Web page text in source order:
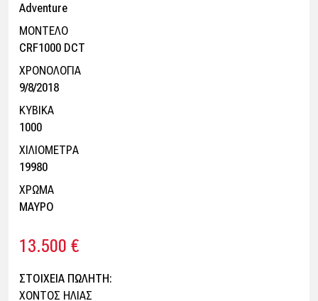
Adventure
ΜΟΝΤΕΛΟ
CRF1000 DCT
ΧΡΟΝΟΛΟΓΙΑ
9/8/2018
ΚΥΒΙΚΑ
1000
ΧΙΛΙΟΜΕΤΡΑ
19980
ΧΡΩΜΑ
MAYΡΟ
13.500 €
ΣΤΟΙΧΕΙΑ ΠΩΛΗΤΗ:
ΧΟΝΤΟΣ ΗΛΙΑΣ